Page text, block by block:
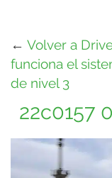
← Volver a
funciona el
de nivel 3
22c0157